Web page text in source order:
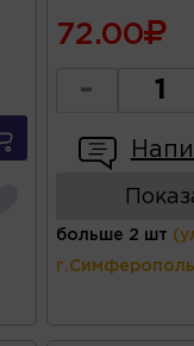
72.00
-
больше 2 шт